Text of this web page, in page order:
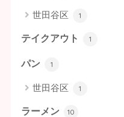
世田谷区 1
テイクアウト 1
パン 1
世田谷区 1
ラーメン 10